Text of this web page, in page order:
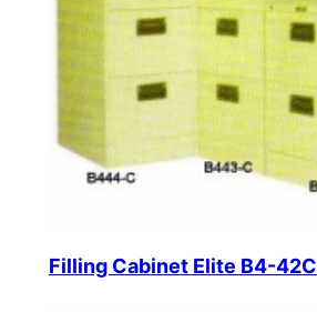
Filling Cabinet Elite B4-42C